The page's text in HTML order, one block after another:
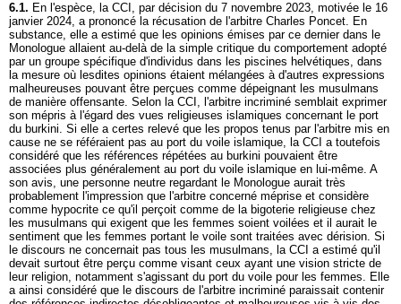
6.1. En l'espèce, la CCI, par décision du 7 novembre 2023, motivée le 16
janvier 2024, a prononcé la récusation de l'arbitre Charles Poncet. En
substance, elle a estimé que les opinions émises par ce dernier dans le
Monologue allaient au-delà de la simple critique du comportement adopté
par un groupe spécifique d'individus dans les piscines helvétiques, dans
la mesure où lesdites opinions étaient mélangées à d'autres expressions
malheureuses pouvant être perçues comme dépeignant les musulmans
de manière offensante. Selon la CCI, l'arbitre incriminé semblait exprimer
son mépris à l'égard des vues religieuses islamiques concernant le port
du burkini. Si elle a certes relevé que les propos tenus par l'arbitre mis en
cause ne se référaient pas au port du voile islamique, la CCI a toutefois
considéré que les références répétées au burkini pouvaient être
associées plus généralement au port du voile islamique en lui-même. A
son avis, une personne neutre regardant le Monologue aurait très
probablement l'impression que l'arbitre concerné méprise et considère
comme hypocrite ce qu'il perçoit comme de la bigoterie religieuse chez
les musulmans qui exigent que les femmes soient voilées et il aurait le
sentiment que les femmes portant le voile sont traitées avec dérision. Si
le discours ne concernait pas tous les musulmans, la CCI a estimé qu'il
devait surtout être perçu comme visant ceux ayant une vision stricte de
leur religion, notamment s'agissant du port du voile pour les femmes. Elle
a ainsi considéré que le discours de l'arbitre incriminé paraissait contenir